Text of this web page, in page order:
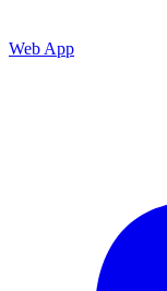
Web App